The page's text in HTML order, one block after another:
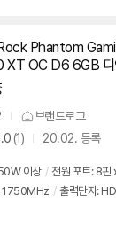
Phantom
XT OC D6 6GB 디
브랜드로그
(상
리
뷰
1) 20.02. 등록
이상 / 전원 포트: 8핀
1750MHz / 출력단자: